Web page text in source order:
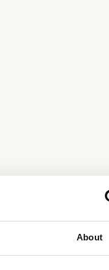
About